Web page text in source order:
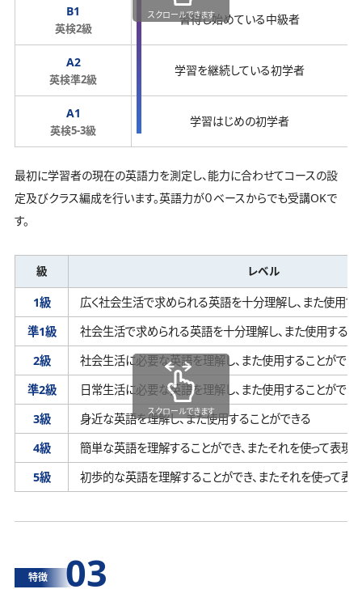
B1
英検2級
習得し始めている中級者
A2
英検準2級
学習を継続している初学者
A1
英検5-3級
学習はじめの初学者
スクロールできます
最初に学習者の現在の英語力を測定し、能力に合わせてコースの設
定及びクラス編成を行います。英語力が０ベースからでも受講OKで
す。
級 レベル
1級 広く社会生活で求められる英語を十分理解し、 また使用す
準1級
社会生活で求められる英語を十分理解し、 また使用するこ
2級
社会生活に必要な英語を理解し、 また使用することができ
準2級
日常生活に必要な英語を理解し、 また使用することができ
3級
身近な英語を理解し、また使用することができる
4級
簡単な英語を理解することができ、 またそれを使って表現
5級
初歩的な英語を理解することができ、 またそれを使って表
スクロールできます
特徴 03